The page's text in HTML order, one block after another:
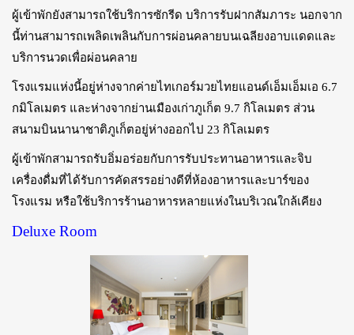
ผู้เข้าพักยังสามารถใช้บริการซักรีด บริการรับฝากสัมภาระ นอกจาก
นี้ท่านสามารถเพลิดเพลินกับการผ่อนคลายบนเฉลียงอาบเเดดและ
บริการนวดเพื่อผ่อนคลาย
โรงแรมแห่งนี้อยู่ห่างจากค่ายไทเกอร์มวยไทยแอนด์เอ็มเอ็มเอ 6.7
กมิโลเมตร และห่างจากย่านเมืองเก่าภูเก็ต 9.7 กิโลเมตร ส่วน
สนามบินนานาชาติภูเก็ตอยู่ห่างออกไป 23 กิโลเมตร
ผู้เข้าพักสามารถรับอิ่มอร่อยกับการรับประทานอาหารและจิบ
เครื่องดื่มที่ได้รับการคัดสรรอย่างดีที่ห้องอาหารและบาร์ของ
โรงแรม หรือใช้บริการร้านอาหารหลายแห่งในบริเวณใกล้เคียง
Deluxe Room